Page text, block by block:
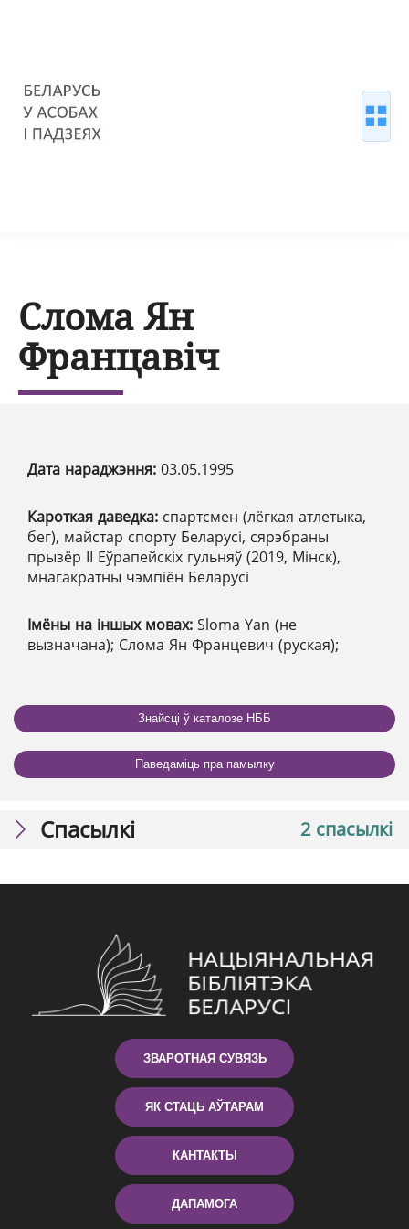
Слома Ян
Францавіч
Дата нараджэння: 03.05.1995
Кароткая даведка: спартсмен (лёгкая атлетыка,
бег), майстар спорту Беларусі, сярэбраны
прызёр ІІ Еўрапейскіх гульняў (2019, Мінск),
мнагакратны чэмпіён Беларусі
Імёны на іншых мовах: Sloma Yan (не
вызначана); Слома Ян Францевич (руская);
Знайсці ў каталозе НББ
Паведаміць пра памылку
2 спасылкі
Спасылкі
ЗВАРОТНАЯ СУВЯЗЬ
ЯК СТАЦЬ АЎТАРАМ
КАНТАКТЫ
ДАПАМОГА